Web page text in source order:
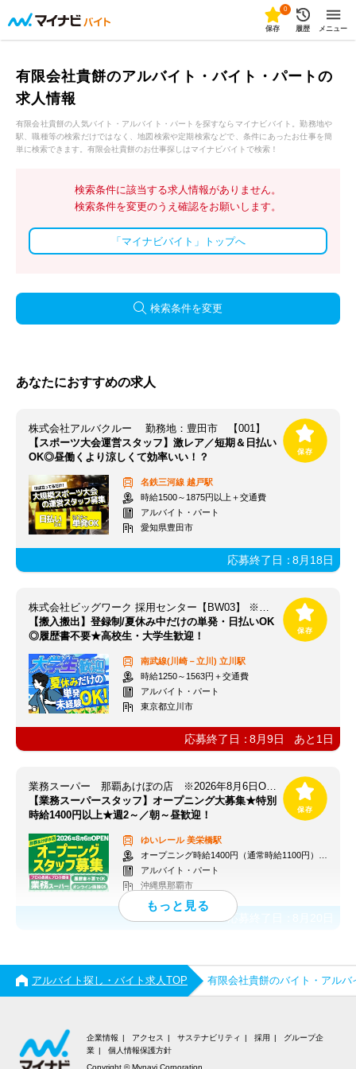
0
保存 履歴 メニュー
有限会社貴餅のアルバイト・バイト・パートの
求人情報
有限会社貴餅の人気バイト・アルバイト・パートを探すならマイナビバイト。勤務地や
駅、職種等の検索だけではなく、地図検索や定期検索などで、条件にあったお仕事を簡
単に検索できます。有限会社貴餅のお仕事探しはマイナビバイトで検索！
検索条件に該当する求人情報がありません。
検索条件を変更のうえ確認をお願いします。
「マイナビバイト」トップへ
検索条件を変更
あなたにおすすめの求人
株式会社アルバクルー 勤務地：豊田市 【001】
【スポーツ大会運営スタッフ】激レア／短期＆日払い
OK◎昼働くより涼しくて効率いい！？
名鉄三河線 越戸駅
時給1500～1875円以上＋交通費
アルバイト・パート
愛知県豊田市
応募終了日：8月18日
株式会社ビッグワーク 採用センター【BW03】 ※立川エリア
【搬入搬出】登録制/夏休み中だけの単発・日払いOK
◎履歴書不要★高校生・大学生歓迎！
南武線(川崎－立川) 立川駅
時給1250～1563円＋交通費
アルバイト・パート
東京都立川市
応募終了日：8月9日 あと 1 日
業務スーパー 那覇あけぼの店 ※2026年8月6日OPEN
【業務スーパースタッフ】オープニング大募集★特別
時給1400円以上★週2～／朝～昼歓迎！
ゆいレール美栄橋駅
オープニング時給1400円（通常時給1100円）※各種手当あり
アルバイト・パート
沖縄県那覇市
応募終了日：
アルバイト探し・バイト求人TOP 有限会社貴餅のバイト・アルバ
企業情報 アクセス サステナビリティ 採用
グループ企
業
個人情報保護方針
Copyright © Mynavi Corporation